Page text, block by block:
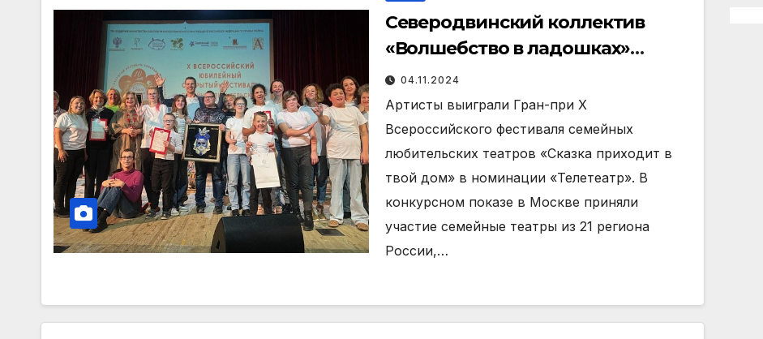
Северодвинский коллектив
«Волшебство в ладошках»
вошел в число лучших семейных
театров страны
04.11.2024
Артисты выиграли Гран-при Х
Всероссийского фестиваля семейных
любительских театров «Сказка приходит в
твой дом» в номинации «Телетеатр». В
конкурсном показе в Москве приняли
участие семейные театры из 21 региона
России,…